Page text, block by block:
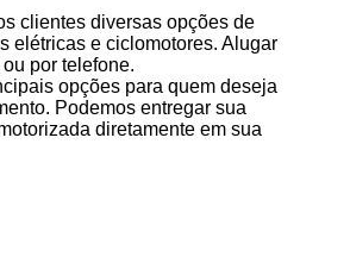
clientes diversas opções de
elétricas e ciclomotores. Alugar
por telefone.
opções para quem deseja
Podemos entregar sua
diretamente em sua